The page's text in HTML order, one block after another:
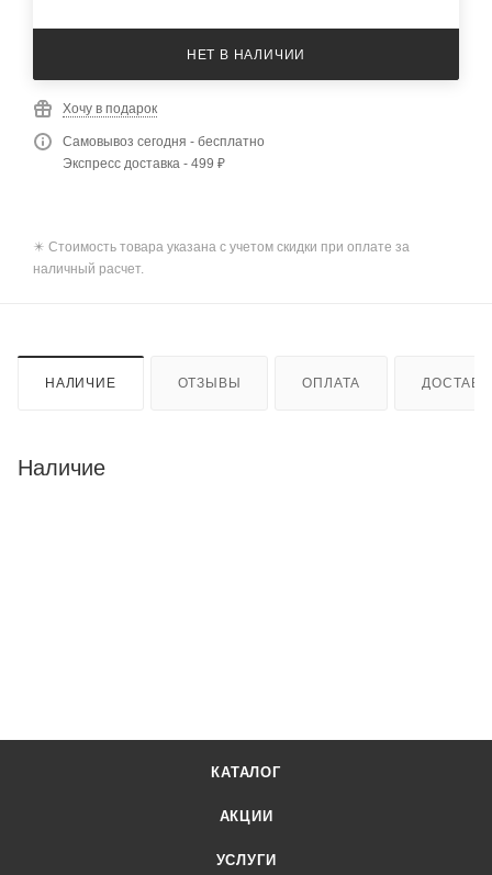
НЕТ В НАЛИЧИИ
Хочу в подарок
Самовывоз сегодня - бесплатно
Экспресс доставка - 499 ₽
✴️ Стоимость товара указана с учетом скидки при оплате за
наличный расчет.
НАЛИЧИЕ ОТЗЫВЫ ОПЛАТА
Наличие
КАТАЛОГ
АКЦИИ
УСЛУГИ